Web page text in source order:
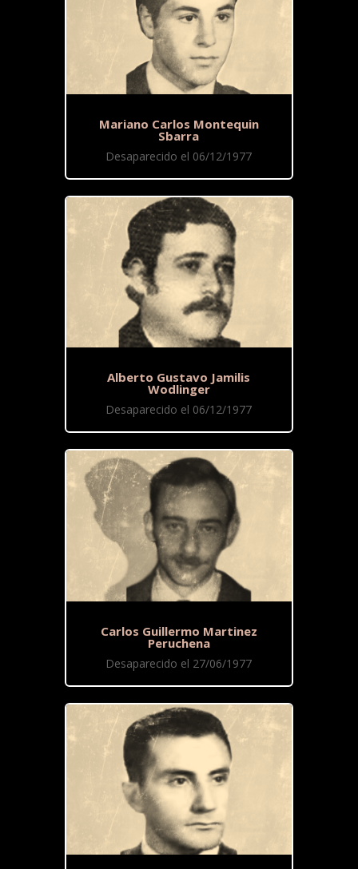
Mariano Carlos Montequin
Sbarra
Desaparecido el 06/12/1977
Alberto Gustavo Jamilis
Wodlinger
Desaparecido el 06/12/1977
Carlos Guillermo Martinez
Peruchena
Desaparecido el 27/06/1977